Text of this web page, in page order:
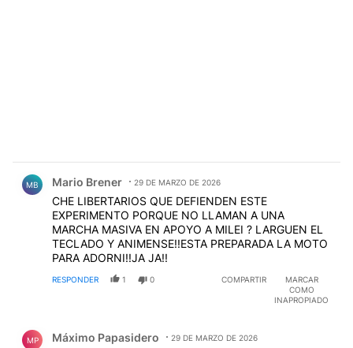
MB Mario Brener 29 DE MARZO DE 2026
CHE LIBERTARIOS QUE DEFIENDEN ESTE
EXPERIMENTO PORQUE NO LLAMAN A UNA
MARCHA MASIVA EN APOYO A MILEI ? LARGUEN EL
TECLADO Y ANIMENSE!!ESTA PREPARADA LA MOTO
PARA ADORNI!!JA JA!!
RESPONDER 1 0 COMPARTIR
MARCAR
COMO
INAPROPIADO
MP Máximo Papasidero 29 DE MARZO DE 2026